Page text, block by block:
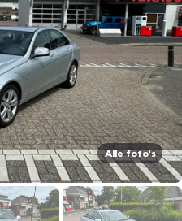
Alle foto's